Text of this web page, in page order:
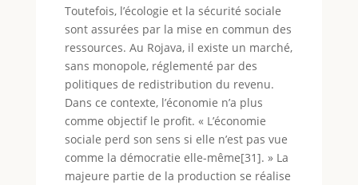
Toutefois, l’écologie et la sécurité sociale
sont assurées par la mise en commun des
ressources. Au Rojava, il existe un marché,
sans monopole, réglementé par des
politiques de redistribution du revenu.
Dans ce contexte, l’économie n’a plus
comme objectif le profit. « L’économie
sociale perd son sens si elle n’est pas vue
comme la démocratie elle-même[31]. » La
majeure partie de la production se réalise